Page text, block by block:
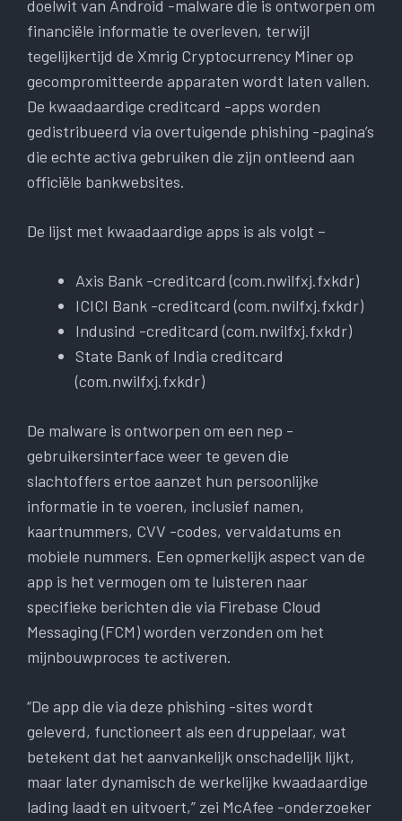
doelwit van Android -malware die is ontworpen om
financiële informatie te overleven, terwijl
tegelijkertijd de Xmrig Cryptocurrency Miner op
gecompromitteerde apparaten wordt laten vallen.
De kwaadaardige creditcard -apps worden
gedistribueerd via overtuigende phishing -pagina’s
die echte activa gebruiken die zijn ontleend aan
officiële bankwebsites.
De lijst met kwaadaardige apps is als volgt –
Axis Bank -creditcard (com.nwilfxj.fxkdr)
ICICI Bank -creditcard (com.nwilfxj.fxkdr)
Indusind -creditcard (com.nwilfxj.fxkdr)
State Bank of India creditcard
(com.nwilfxj.fxkdr)
De malware is ontworpen om een nep -
gebruikersinterface weer te geven die
slachtoffers ertoe aanzet hun persoonlijke
informatie in te voeren, inclusief namen,
kaartnummers, CVV -codes, vervaldatums en
mobiele nummers. Een opmerkelijk aspect van de
app is het vermogen om te luisteren naar
specifieke berichten die via Firebase Cloud
Messaging (FCM) worden verzonden om het
mijnbouwproces te activeren.
“De app die via deze phishing -sites wordt
geleverd, functioneert als een druppelaar, wat
betekent dat het aanvankelijk onschadelijk lijkt,
maar later dynamisch de werkelijke kwaadaardige
lading laadt en uitvoert,” zei McAfee -onderzoeker